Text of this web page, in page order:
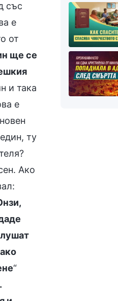
със
е
от
ще се
и така
е
ту
Ако
“